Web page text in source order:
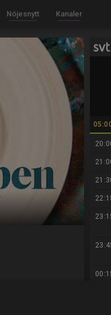
Nöjesnytt Kanaler
återstår, fast